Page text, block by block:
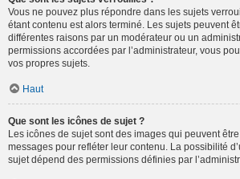
Vous ne pouvez plus répondre dans les sujets
étant contenu est alors terminé. Les sujets peuvent
différentes raisons par un modérateur ou un
permissions accordées par l’administrateur, vous
vos propres sujets.
Haut
Que sont les icônes de sujet ?
Les icônes de sujet sont des images qui peuvent
messages pour refléter leur contenu. La possibilité
sujet dépend des permissions définies par